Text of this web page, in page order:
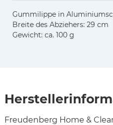
Gummilippe in
Breite des Abziehers: 29 cm
Gewicht: ca. 100 g
Freudenberg Home &